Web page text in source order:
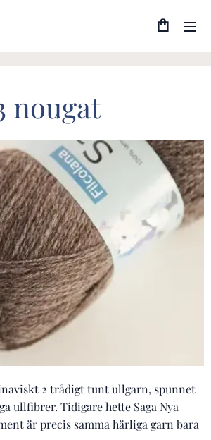
nougat
2 trådigt tunt ullgarn, spunnet
ullfibrer. Tidigare hette Saga Nya
är precis samma härliga garn bara